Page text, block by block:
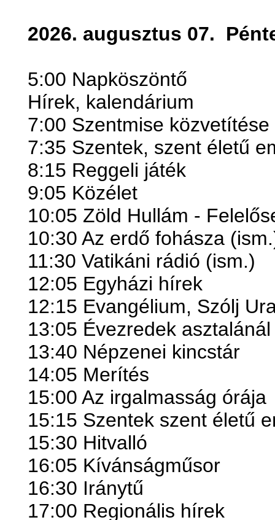
2026. augusztus 07.
5:00 Napköszöntő
Hírek, kalendárium
7:00 Szentmise közvetítése
7:35 Szentek, szent életű
8:15 Reggeli játék
9:05 Közélet
10:05 Zöld Hullám -
10:30 Az erdő fohásza
11:30 Vatikáni rádió (ism.)
12:05 Egyházi hírek
12:15 Evangélium, Szólj
13:05 Évezredek
13:40 Népzenei kincstár
14:05 Merítés
15:00 Az irgalmasság órája
15:15 Szentek szent életű
15:30 Hitvalló
16:05 Kívánságműsor
16:30 Iránytű
17:00 Regionális hírek